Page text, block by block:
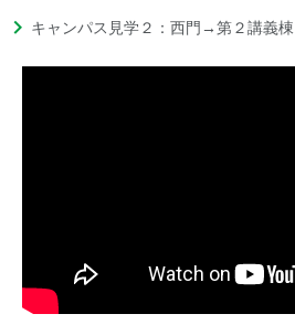
キャンパス見学２：西門→第２講義棟